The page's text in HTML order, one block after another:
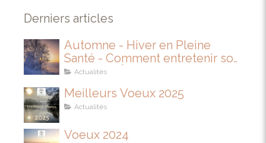
Derniers articles
Automne - Hiver en Pleine
Santé - Comment entretenir son
IMMUNITÉ
Actualités
Meilleurs Voeux 2025
Actualités
Voeux 2024